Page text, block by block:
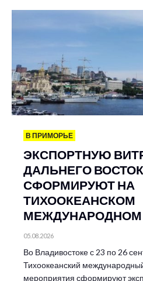
В ПРИМОРЬЕ
ЭКСПОРТНУЮ
ДАЛЬНЕГО
СФОРМИРУЮТ НА
ТИХООКЕАНСКОМ
МЕЖДУНАРОДНОМ
05.08.2026
Во Владивостоке с 23 по 26
Тихоокеанский
мероприятия сформируют